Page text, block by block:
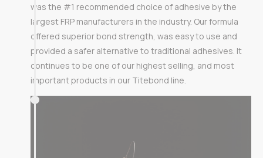
was the #1 recommended choice of adhesive by the
largest FRP manufacturers in the industry. Our formula
offered superior bond strength, was easy to use and
provided a safer alternative to traditional adhesives. It
continues to be one of our highest selling, and most
important products in our Titebond line.